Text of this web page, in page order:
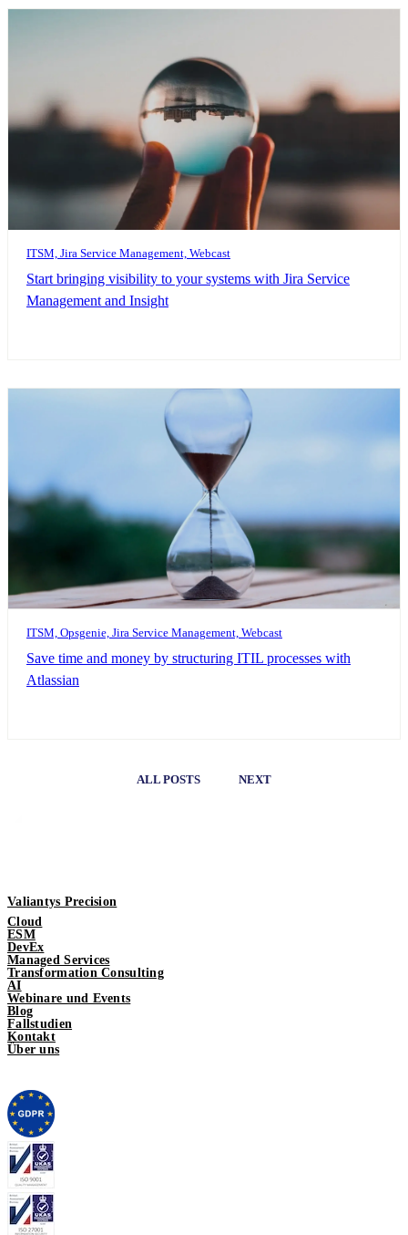
ITSM, Jira Service Management, Webcast
Start bringing visibility to your systems with Jira Service
Management and Insight
ITSM, Opsgenie, Jira Service Management, Webcast
Save time and money by structuring ITIL processes with
Atlassian
ALL POSTS NEXT
Valiantys Precision
Cloud
ESM
DevEx
Managed Services
Transformation Consulting
AI
Webinare und Events
Blog
Fallstudien
Kontakt
Über uns